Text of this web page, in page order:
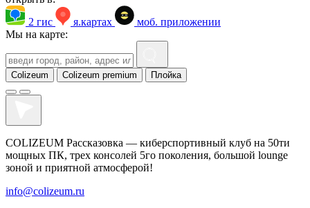
2 гис
я.картах
моб. приложении
Мы на карте:
Colizeum Colizeum premium Плойка
COLIZEUM Рассказовка — киберспортивный клуб на 50ти
мощных ПК, трех консолей 5го поколения, большой lounge
зоной и приятной атмосферой!
info@colizeum.ru